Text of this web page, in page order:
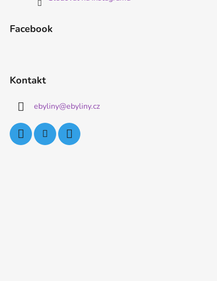
Facebook
Kontakt
ebyliny@ebyliny.cz